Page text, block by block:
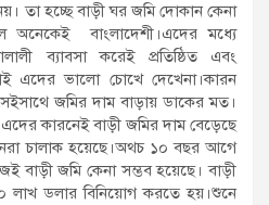
তা হচ্ছে বাড়ী ঘর জমি দোকান কেনা
অনেকেই বাংলাদেশী।এদের মধ্যে
ব্যাবসা করেই প্রতিষ্ঠিত এবং
এদের ভালো চোখে দেখেনা।কারন
জমির দাম বাড়ায় ডাকের মত।
কারনেই বাড়ী জমির দাম বেড়েছে
চালাক হয়েছে।অথচ ১০ বছর আগে
বাড়ী জমি কেনা সম্ভব হয়েছে। বাড়ী
লাখ ডলার বিনিয়োগ করতে হয়।শুনে